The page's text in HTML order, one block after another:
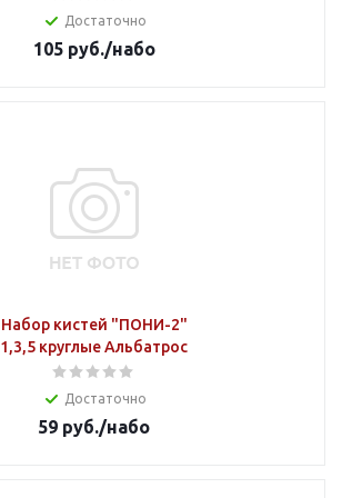
Достаточно
105руб./набо
Набор кистей "ПОНИ-2"
1,3,5 круглые Альбатрос
Достаточно
59 руб./набо